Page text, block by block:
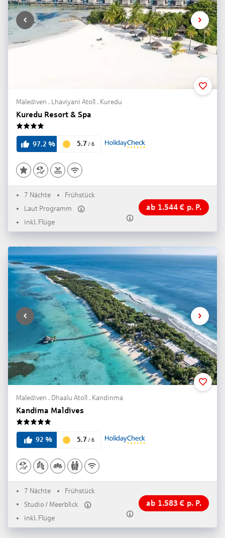
Malediven . Lhaviyani Atoll . Kuredu
Kuredu Resort & Spa
4
97.2 % 5.7 / 6
7 Nächte
Frühstück
Laut Programm
inkl. Flüge
ab 1.544€ p. P.
Malediven . Dhaalu Atoll . Kandinma
Kandima Maldives
92 % 5.7 / 6
7 Nächte
Frühstück
Studio / Meerblick
inkl. Flüge
ab 1.583 € p. P.